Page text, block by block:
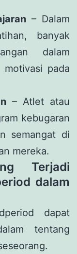
– Dalam
banyak
dalam
pada
– Atlet atau
kebugaran
semangat di
mereka.
Terjadi
dalam
dapat
tentang